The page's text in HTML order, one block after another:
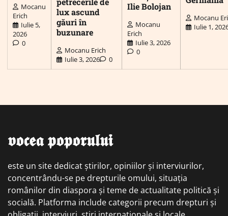
Mocanu
Erich
Iulie 5,
2026
0
lux ascund
găuri în
buzunare
Mocanu Erich
Iulie 3, 2026
0
Ilie Bolojan
Mocanu
Erich
Iulie 3, 2026
0
Mocanu
Iulie 1,
𝖛𝖔𝖈𝖊𝖆 𝖕𝖔𝖕𝖔𝖗𝖚𝖑𝖚𝖎
este un site dedicat știrilor, opiniilor și interviurilor,
concentrându-se pe drepturile omului, situația
românilor din diaspora și teme de actualitate politică și
socială. Platforma include categorii precum drepturi și